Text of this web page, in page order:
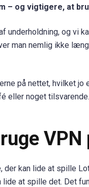
– og vigtigere, at
underholdning, og
man nemlig ikke
på nettet, hvilket
eller noget
VPN
der kan lide at spille
at spille det. Det